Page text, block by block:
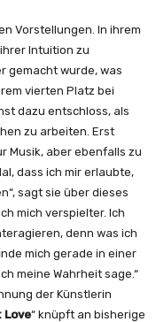
Vorstellungen. In ihrem
Intuition zu
gemacht wurde, was
vierten Platz bei
dazu entschloss, als
zu arbeiten. Erst
Musik, aber ebenfalls zu
dass ich mir erlaubte,
sagt sie über dieses
mich verspielter. Ich
denn was ich
mich gerade in einer
meine Wahrheit sage.“
der Künstlerin
Love“ knüpft an bisherige